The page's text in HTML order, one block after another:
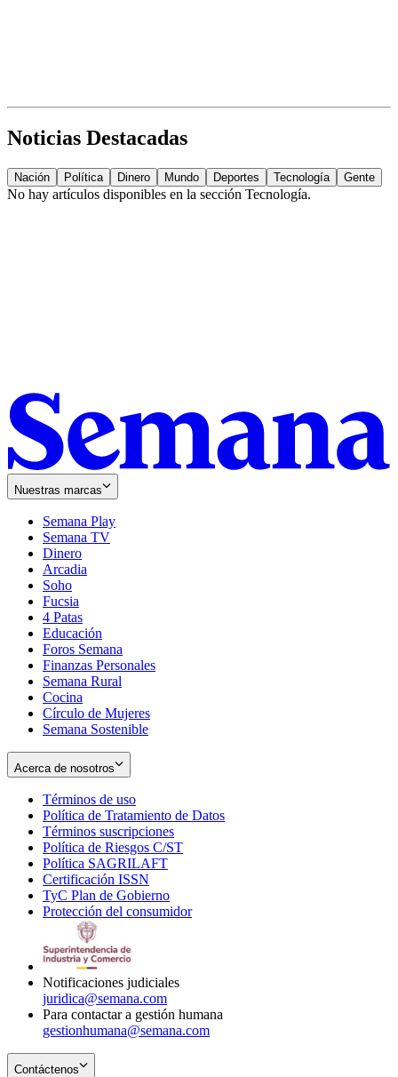
Noticias Destacadas
Nación Política Dinero Mundo Deportes Tecnología Gente
No hay artículos disponibles en la sección Tecnología.
Nuestras marcas
Semana Play
Semana TV
Dinero
Arcadia
Soho
in
new
window
Fucsia
in
new
window
4 Patas
Educación
Foros Semana
Finanzas Personales
Semana Rural
Cocina
Círculo de Mujeres
Semana Sostenible
Acerca de nosotros
Términos de uso
in
new
window
Política de Tratamiento de Datos
Términos suscripciones
in
Política de Riesgos C/ST
Política SAGRILAFT
new
window
Certificación ISSN
in
new
TyC Plan de Gobierno
in
Protección del consumidorOpens
Notificaciones judiciales
juridica@semana.com
Para contactar a gestión humana
gestionhumana@semana.com
Contáctenos